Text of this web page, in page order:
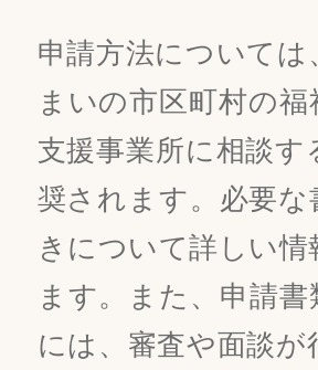
申請方法については
まいの市区町村の
支援事業所に相談す
奨されます。必要な
きについて詳しい情
ます。また、申請
には、審査や面談が